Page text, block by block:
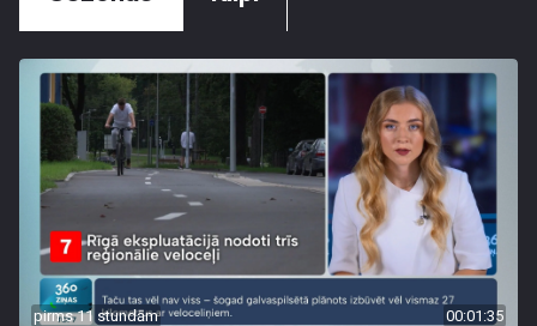
pirms 11 stundām 00:01:35